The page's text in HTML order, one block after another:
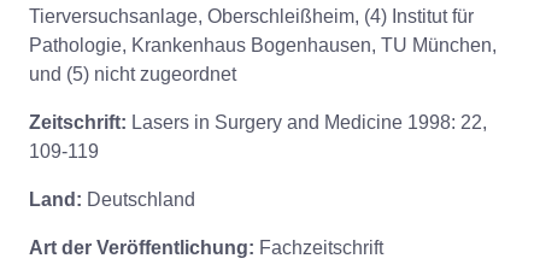
Tierversuchsanlage, Oberschleißheim, (4) Institut für
Pathologie, Krankenhaus Bogenhausen, TU München,
und (5) nicht zugeordnet
Zeitschrift: Lasers in Surgery and Medicine 1998: 22,
109-119
Land: Deutschland
Art der Veröffentlichung: Fachzeitschrift